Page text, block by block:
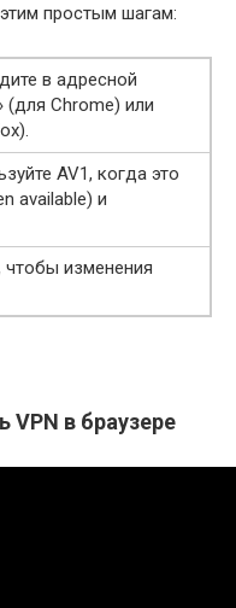
простым шагам:
в адресной
(для Chrome) или
AV1, когда это
available) и
чтобы изменения
VPN в браузере